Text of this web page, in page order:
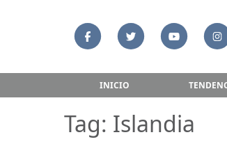
INICIO
Tag: Islandia